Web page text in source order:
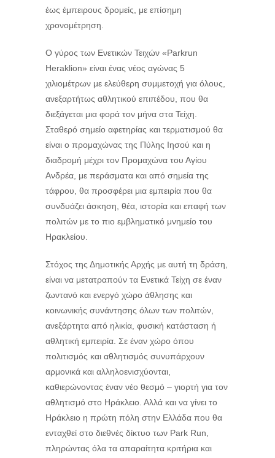
έως έμπειρους δρομείς, με επίσημη
χρονομέτρηση.
Ο γύρος των Ενετικών Τειχών «Parkrun
Heraklion» είναι ένας νέος αγώνας 5
χιλιομέτρων με ελεύθερη συμμετοχή για όλους,
ανεξαρτήτως αθλητικού επιπέδου, που θα
διεξάγεται μια φορά τον μήνα στα Τείχη.
Σταθερό σημείο αφετηρίας και τερματισμού θα
είναι ο προμαχώνας της Πύλης Ιησού και η
διαδρομή μέχρι τον Προμαχώνα του Αγίου
Ανδρέα, με περάσματα και από σημεία της
τάφρου, θα προσφέρει μια εμπειρία που θα
συνδυάζει άσκηση, θέα, ιστορία και επαφή των
πολιτών με το πιο εμβληματικό μνημείο του
Ηρακλείου.
Στόχος της Δημοτικής Αρχής με αυτή τη δράση,
είναι να μετατραπούν τα Ενετικά Τείχη σε έναν
ζωντανό και ενεργό χώρο άθλησης και
κοινωνικής συνάντησης όλων των πολιτών,
ανεξάρτητα από ηλικία, φυσική κατάσταση ή
αθλητική εμπειρία. Σε έναν χώρο όπου
πολιτισμός και αθλητισμός συνυπάρχουν
αρμονικά και αλληλοενισχύονται,
καθιερώνοντας έναν νέο θεσμό – γιορτή για τον
αθλητισμό στο Ηράκλειο. Αλλά και να γίνει το
Ηράκλειο η πρώτη πόλη στην Ελλάδα που θα
ενταχθεί στο διεθνές δίκτυο των Park Run,
πληρώντας όλα τα απαραίτητα κριτήρια και